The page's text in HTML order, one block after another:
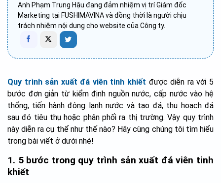
Anh Phạm Trung Hậu đang đảm nhiệm vị trí Giám đốc
Marketing tại FUSHIMAVINA và đồng thời là người chịu
trách nhiệm nội dung cho website của Công ty.
Quy trình sản xuất đá viên tinh khiết được diễn ra với 5
bước đơn giản từ kiểm định nguồn nước, cấp nước vào hệ
thống, tiến hành đông lạnh nước và tạo đá, thu hoạch đá
sau đó tiêu thụ hoặc phân phối ra thị trường. Vậy quy trình
này diễn ra cụ thể như thế nào? Hãy cùng chúng tôi tìm hiểu
trong bài viết ở dưới nhé!
1. 5 bước trong quy trình sản xuất đá viên tinh
khiết